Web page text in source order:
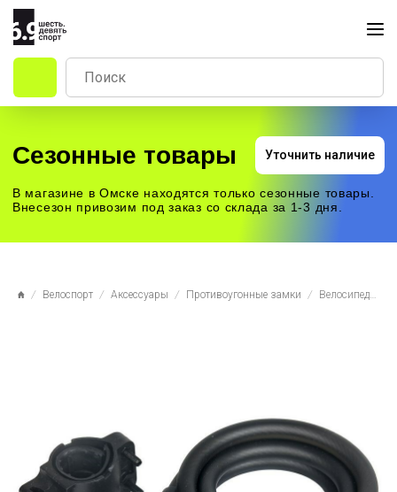
Сезонные товары
В магазине в Омске находятся только сезонные товары.
Внесезон привозим под заказ со склада за 1-3 дня.
Велоспорт Аксессуары Противоугонные замки Велосипедный замок 4Bike 588, тросовый, на ключ, 12x1500, матовый черный, ARV-JJ-588-BLK-1800